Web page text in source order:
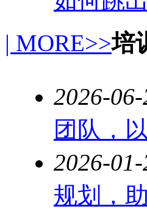
| MORE>>培
2026-
团队，
2026-01-
规划，